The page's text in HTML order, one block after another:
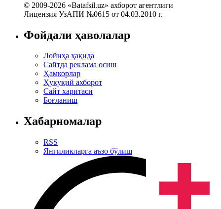
© 2009-2026 «Batafsil.uz» ахборот агентлиги
Лицензия УзАПИ №0615 от 04.03.2010 г.
Фойдали ҳаволалар
Лойиҳа ҳақида
Сайтда реклама осиш
Ҳамкорлар
Ҳуқуқий ахборот
Сайт харитаси
Боғланиш
Хабарномалар
RSS
Янгиликларга аъзо бўлиш